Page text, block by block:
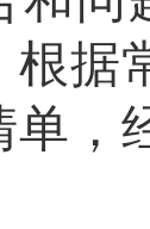
根据
单，